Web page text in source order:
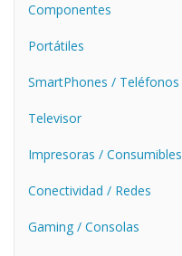
Componentes
Portátiles
SmartPhones / Teléfonos
Televisor
Impresoras / Consumibles
Conectividad / Redes
Gaming / Consolas